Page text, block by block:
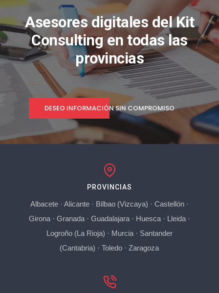
Asesores digitales del Kit
Consulting en todas las
provincias
DESEO INFORMACIÓN SIN COMPROMISO
PROVINCIAS
Albacete· Alicante· Bilbao (Vizcaya) · Castellón·
Girona· Granada· Guadalajara· Huesca· Lleida·
Logroño (La Rioja) · Murcia· Santander
(Cantabria) ·Toledo ·Zaragoza